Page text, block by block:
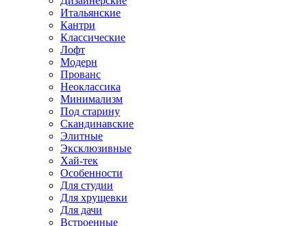
Итальянские
Кантри
Классические
Лофт
Модерн
Прованс
Неоклассика
Минимализм
Под старину
Скандинавские
Элитные
Эксклюзивные
Хай-тек
Особенности
Для студии
Для хрущевки
Для дачи
Встроенные